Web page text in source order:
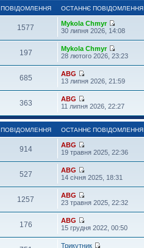
ПОВІДОМЛЕННЯ ОСТАННЄ ПОВІДОМЛЕННЯ
1577
Mykola Chmyr
30 липня 2026, 14:08
197
Mykola Chmyr
28 лютого 2026, 23:23
685
ABG
13 липня 2026, 21:59
363
ABG
11 липня 2026, 22:27
ПОВІДОМЛЕННЯ ОСТАННЄ ПОВІДОМЛЕННЯ
914
ABG
19 травня 2025, 22:36
527
ABG
14 січня 2025, 18:31
1257
ABG
23 травня 2025, 22:32
176
ABG
15 грудня 2022, 00:50
Трикутник